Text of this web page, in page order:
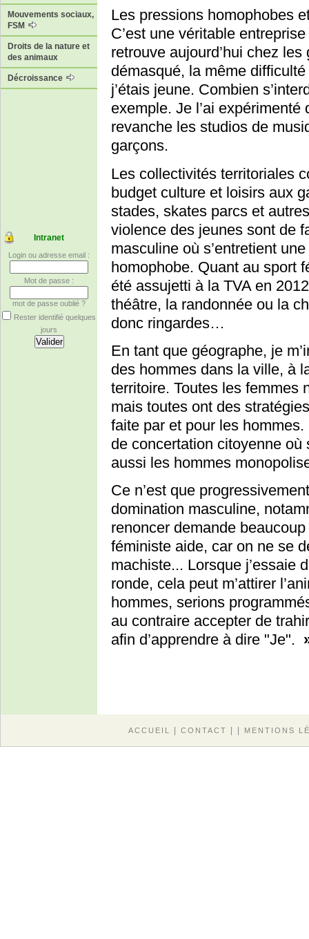
Mouvements sociaux,
FSM
Droits de la nature et
des animaux
Décroissance
Intranet
Login ou adresse email :
Mot de passe :
mot de passe oublié ?
Rester identifié quelques
jours
Les pressions homophobes
C’est une véritable
retrouve aujourd’hui chez
démasqué, la même
j’étais jeune. Combien
exemple. Je l’ai
revanche les studios de
garçons.
Les collectivités territoriales
budget culture et loisirs aux
stades, skates parcs et
violence des jeunes sont de
masculine où s’entretient
homophobe. Quant au sport
été assujetti à la TVA en
théâtre, la randonnée ou la
donc ringardes…
En tant que géographe, je
des hommes dans la ville, à
territoire. Toutes les femmes
mais toutes ont des
faite par et pour les
de concertation citoyenne
aussi les hommes
Ce n’est que
domination masculine,
renoncer demande
féministe aide, car on ne se
machiste... Lorsque j’essaie
ronde, cela peut m’attirer
hommes, serions
au contraire accepter de
afin d’apprendre à dire "Je".
ACCUEIL | CONTACT | | MENTIONS